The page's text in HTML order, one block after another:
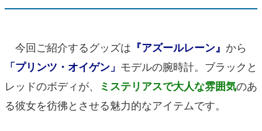
今回ご紹介するグッズは 『アズールレーン』 から
「プリンツ・オイゲン」 モデルの腕時計。ブラックと
レッドのボディが、
ミステリアスで大人な雰囲気のあ
る彼女を彷彿とさせる魅力的なアイテムです。